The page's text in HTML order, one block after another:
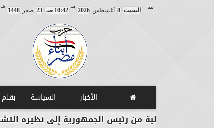
السبت 8 أغسطس2026
مـ
10:42 صـ 23 صفر1448
هـ
الأخبار السياسة
من رئيس الجمهورية إلى نظيره التشادي